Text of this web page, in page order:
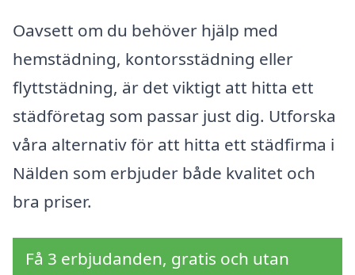
Oavsett om du behöver hjälp med
hemstädning, kontorsstädning eller
flyttstädning, är det viktigt att hitta ett
städföretag som passar just dig. Utforska
våra alternativ för att hitta ett städfirma i
Nälden som erbjuder både kvalitet och
bra priser.
Få 3 erbjudanden, gratis och utan